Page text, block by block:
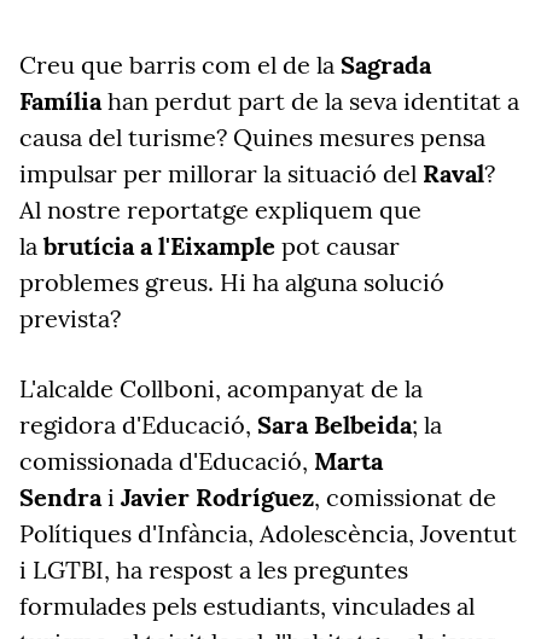
Creu que barris com el de la Sagrada
Família han perdut part de la seva identitat a
causa del turisme? Quines mesures pensa
impulsar per millorar la situació del Raval?
Al nostre reportatge expliquem que
la brutícia a l'Eixample pot causar
problemes greus. Hi ha alguna solució
prevista?
L'alcalde Collboni, acompanyat de la
regidora d'Educació, Sara Belbeida; la
comissionada d'Educació, Marta
Sendra i Javier Rodríguez, comissionat de
Polítiques d'Infància, Adolescència, Joventut
i LGTBI, ha respost a les preguntes
formulades pels estudiants, vinculades al